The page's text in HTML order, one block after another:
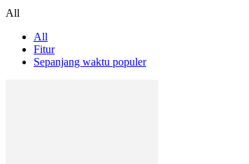
All
All
Fitur
Sepanjang waktu populer